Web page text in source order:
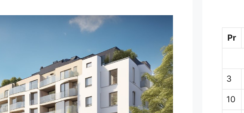
Pr
3
10